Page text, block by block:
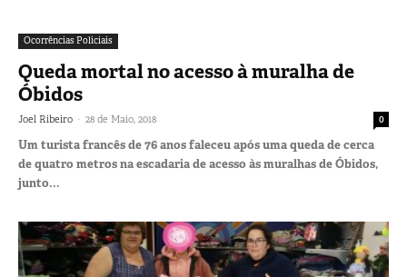
Ocorrências Policiais
Queda mortal no acesso à muralha de
Óbidos
Joel Ribeiro - 28 de Maio, 2018 0
Um turista francês de 76 anos faleceu após uma queda de cerca
de quatro metros na escadaria de acesso às muralhas de Óbidos,
junto...